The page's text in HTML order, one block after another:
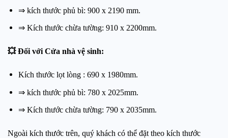
⇒ kích thước phủ bì: 900 x 2190 mm.
⇒ Kích thước chừa tường: 910 x 2200mm.
💥 Đối với Cửa nhà vệ sinh:
Kích thước lọt lòng : 690 x 1980mm.
⇒ kích thước phủ bì: 780 x 2025mm.
⇒ Kích thước chừa tường: 790 x 2035mm.
Ngoài kích thước trên, quý khách có thể đặt theo kích thước